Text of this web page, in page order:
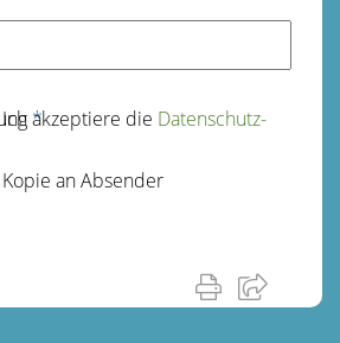
*
Ich akzeptiere die Datenschutz­
Kopie an Absender